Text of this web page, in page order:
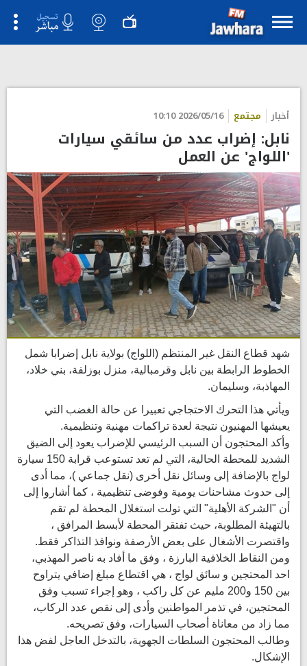
أخبار مجتمع 2026/05/16 10:10
نابل: إضراب عدد من سائقي سيارات
'اللواج' عن العمل
شهد قطاع النقل غير المنتظم (اللواج) بولاية نابل إضرابا شمل
الخطوط الرابطة بين نابل وقرمبالية، منزل بوزلفة، بني خلاد،
المهاذبة، وسليمان.
ويأتي هذا التحرك الاحتجاجي تعبيرا عن حالة الغضب التي
يعيشها المهنيون نتيجة لعدة تراكمات مهنية وتنظيمية.
وأكد المحتجون أن السبب الرئيسي للإضراب يعود إلى الضيق
الشديد للمحطة الحالية، التي لم تعد تستوعب قرابة 150 سيارة
لواج بالإضافة إلى وسائل نقل أخرى (نقل جماعي )، مما أدى
إلى حدوث مشاحنات يومية وفوضى تنظيمية ، كما أشاروا إلى
أن "الشركة الأهلية" التي تولت استغلال المحطة لم تقم
بالتهيئة المطلوبة، حيث تفتقر المحطة لأبسط المرافق ،
واقتصرت الأشغال على بعض الأرصفة ونوافذ التذاكر فقط.
ومن النقاط الخلافية البارزة ، وفق ما أفاد به ناصر المهذبي،
احد المحتجين و سائق لواج ، هي اقتطاع مبلغ إضافي يتراوح
بين 150 و200 مليم عن كل راكب ، وهو إجراء تسبب وفق
المحتجين، في تذمر المواطنين وأدى إلى نقص عدد الركاب،
مما زاد من معاناة أصحاب السيارات، وفق تصريحه.
وطالب المحتجون السلطات الجهوية، بالتدخل العاجل لفض هذا
الإشكال.